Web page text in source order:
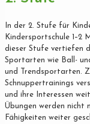
In der 2. Stufe für
Kindersportschule
dieser Stufe vertiefen
Sportarten wie Ball-
und Trendsportarten.
Schnuppertrainings
und ihre Interessen
Übungen werden nicht
Fähigkeiten weiter